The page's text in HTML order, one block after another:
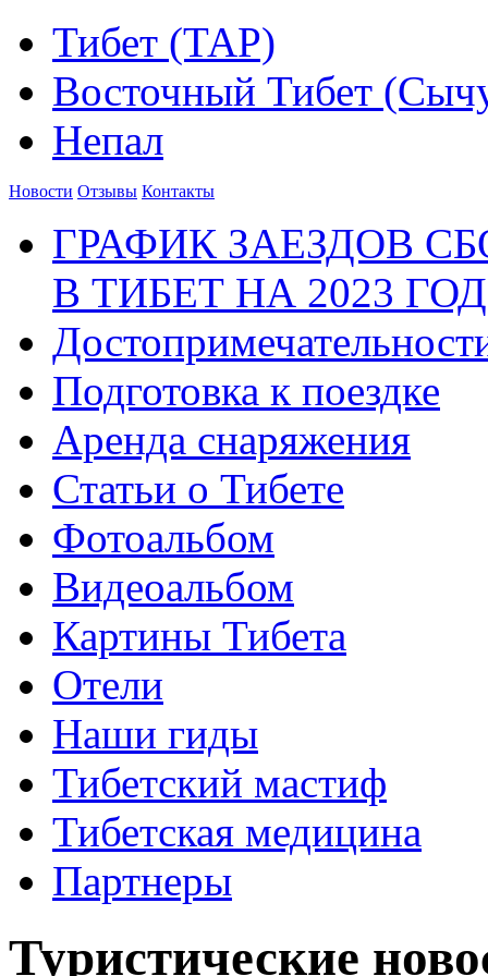
Тибет (ТАР)
Восточный Тибет
Непал
Новости Отзывы Контакты
ГРАФИК ЗАЕЗДОВ
В ТИБЕТ НА 2023 ГОД
Подготовка к поездке
Аренда снаряжения
Статьи о Тибете
Фотоальбом
Видеоальбом
Картины Тибета
Отели
Наши гиды
Тибетский мастиф
Тибетская медицина
Партнеры
Туристические